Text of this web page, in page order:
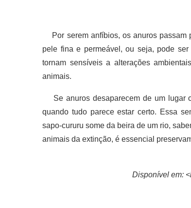
Por serem anfíbios, os anuros passam
pele fina e permeável, ou seja, pode
tornam sensíveis a alterações
animais.
Se anuros desaparecem de um lugar
quando tudo parece estar certo. Essa
sapo-cururu some da beira de um rio,
animais da extinção, é essencial
Disponível em: